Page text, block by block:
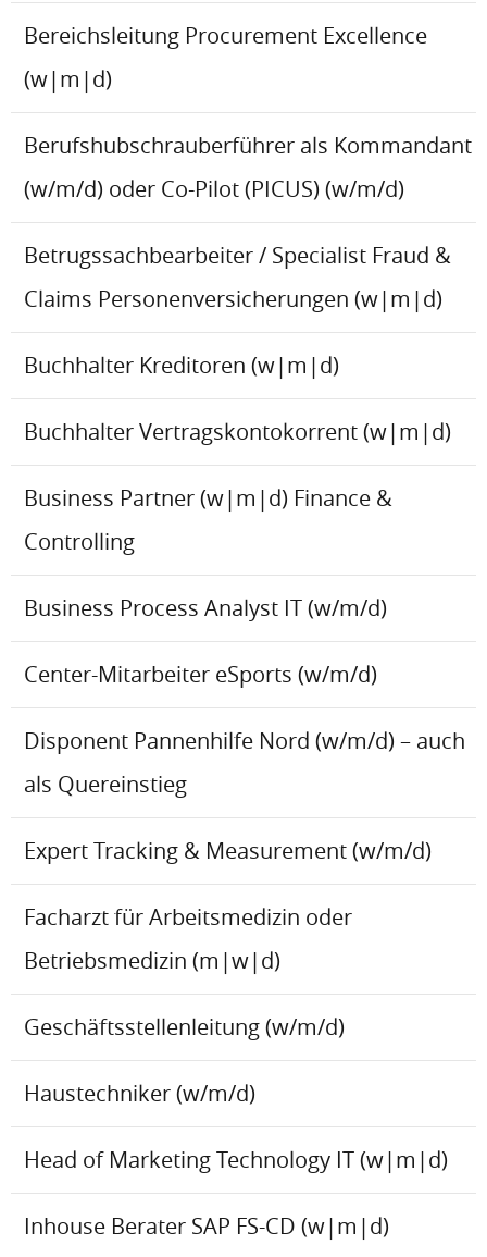
Bereichsleitung Procurement Excellence
(w|m|d)
Berufshubschrauberführer als Kommandant
(w/m/d) oder Co-Pilot (PICUS) (w/m/d)
Betrugssachbearbeiter / Specialist Fraud &
Claims Personenversicherungen (w|m|d)
Buchhalter Kreditoren (w|m|d)
Buchhalter Vertragskontokorrent (w|m|d)
Business Partner (w|m|d) Finance &
Controlling
Business Process Analyst IT (w/m/d)
Center-Mitarbeiter eSports (w/m/d)
Disponent Pannenhilfe Nord (w/m/d) – auch
als Quereinstieg
Expert Tracking & Measurement (w/m/d)
Facharzt für Arbeitsmedizin oder
Betriebsmedizin (m|w|d)
Geschäftsstellenleitung (w/m/d)
Haustechniker (w/m/d)
Head of Marketing Technology IT (w|m|d)
Inhouse Berater SAP FS-CD (w|m|d)